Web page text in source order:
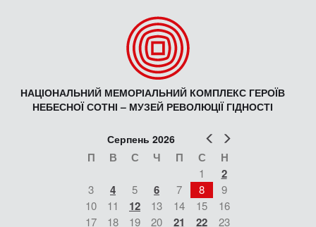
НАЦІОНАЛЬНИЙ МЕМОРІАЛЬНИЙ КОМПЛЕКС ГЕРОЇВ
НЕБЕСНОЇ СОТНІ – МУЗЕЙ РЕВОЛЮЦІЇ ГІДНОСТІ
Попер
Серпень 2026
П В С Ч П С Н
1 2
3 4 5 6 7 8
9
10
11 12 13 14 15
16
17
18 19 20 21 22
23